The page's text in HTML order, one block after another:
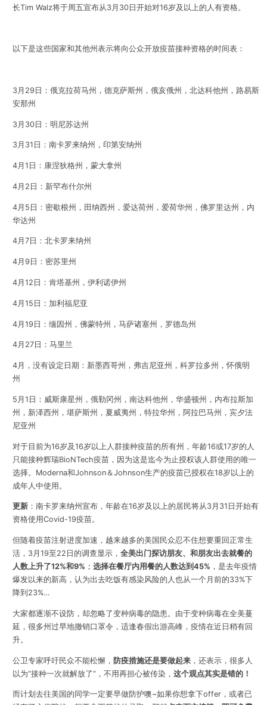
长Tim Walz将于周五宣布从3月30日开始对16岁及以上的人有资格。
以下是这些国家和其他州表示将向公众开放疫苗接种资格的时间表：
3月29日：俄克拉荷马州，德克萨斯州，俄亥俄州，北达科他州，路易斯
安那州
3月30日：明尼苏达州
3月31日：南卡罗来纳州，印第安纳州
4月1日：康涅狄格州，蒙大拿州
4月2日：新罕布什尔州
4月5日：密歇根州，田纳西州，爱达荷州，爱荷华州，佛罗里达州，内
华达州
4月7日：北卡罗来纳州
4月9日：密苏里州
4月12日：肯塔基州，伊利诺伊州
4月15日：加利福尼亚
4月19日：缅因州，佛蒙特州，马萨诸塞州，罗德岛州
4月27日：马里兰
4月，没有设定日期：新墨西哥州，弗吉尼亚州，科罗拉多州，怀俄明
州
5月1日：威斯康星州，俄勒冈州，南达科他州，华盛顿州，内布拉斯加
州，新泽西州，堪萨斯州，夏威夷州，特拉华州，阿拉巴马州，宾夕法
尼亚州
对于目前为16岁及16岁以上人群接种疫苗的所有州，年龄16或17岁的人
只能接种辉瑞BioNTech疫苗，因为这是迄今为止授权该人群使用的唯一
选择。Moderna和Johnson＆Johnson生产的疫苗已授权在18岁以上的
成年人中使用。
更新：南卡罗来纳州宣布，年龄在16岁及以上的居民将从3月31日开始有
资格使用Covid-19疫苗。
但随着疫苗注射进度加速，越来越多的美国民众忍不住想要重回正常生
活，3月19至22日的调查显示， 全美出门探访朋友、和朋友出去就餐的
人数上升了12%和9% ； 选择在餐厅内用餐的人数达到45% ，是去年疫情
爆发以来的新高，认为出去吃饭有感染风险的人也从一个月前的33%下
降到23%…
大家都逐渐不设防，却忽略了变种病毒的隐患。由于变种病毒在全美蔓
延，很多州过早地撤销口罩令，适逢春假出游高峰，疫情在近日稍有回
升。
公卫专家呼吁民众不能松懈， 防疫措施还是要做起来，还表示，很多人
以为“接种一次就解放了”，不用再担心被传染， 这个观点其实是错的！
而计划去往美国的同学一定要早做防护噢~如果你想拿下offer，或者已